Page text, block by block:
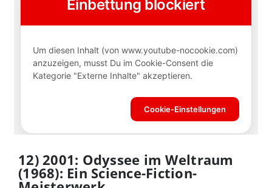
12) 2001: Odyssee im Weltraum
(1968): Ein Science-Fiction-